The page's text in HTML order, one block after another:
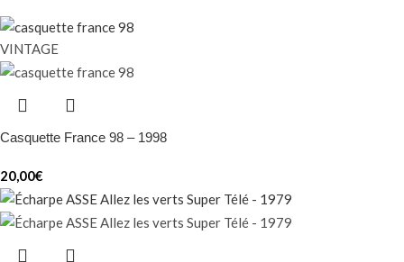
VINTAGE
Casquette France 98 – 1998
20,00€